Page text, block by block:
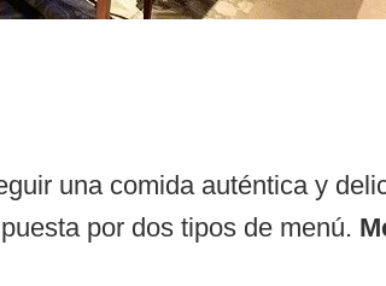
una comida auténtica y
por dos tipos de menú.